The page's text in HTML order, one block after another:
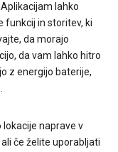
lahko
funkcij in storitev, ki
da morajo
da vam lahko hitro
z energijo baterije,
naprave v
če želite uporabljati